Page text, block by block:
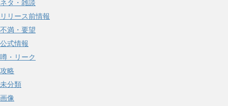
ネタ・雑談
リリース前情報
不満・要望
公式情報
噂・リーク
攻略
未分類
画像